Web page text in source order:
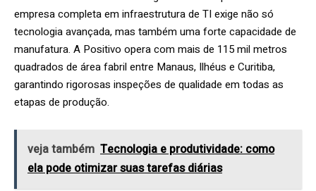
empresa completa em infraestrutura de TI exige não só
tecnologia avançada, mas também uma forte capacidade de
manufatura. A Positivo opera com mais de 115 mil metros
quadrados de área fabril entre Manaus, Ilhéus e Curitiba,
garantindo rigorosas inspeções de qualidade em todas as
etapas de produção.
veja também Tecnologia e produtividade: como
ela pode otimizar suas tarefas diárias